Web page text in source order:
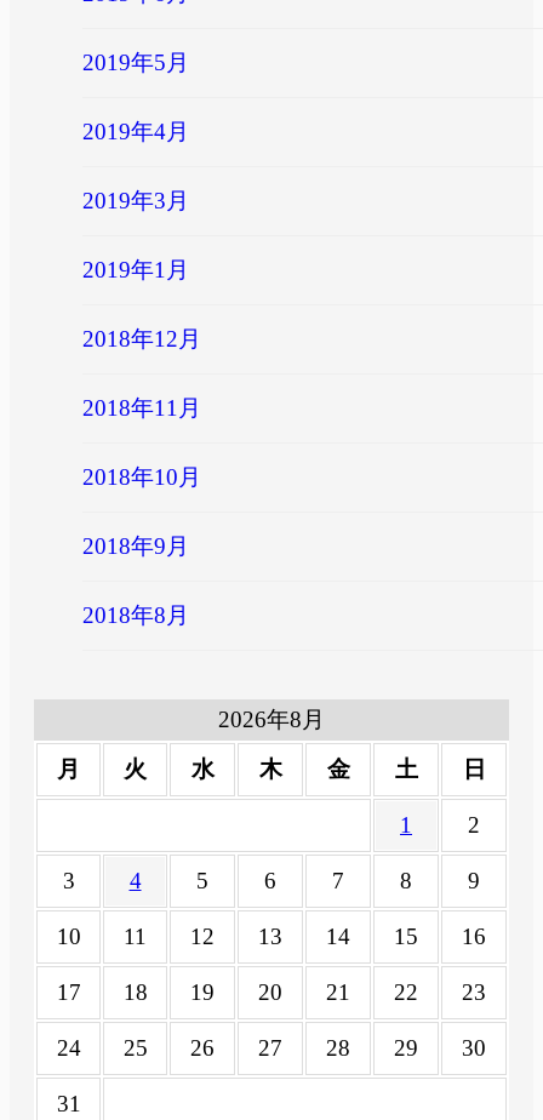
2019年5月
2019年4月
2019年3月
2019年1月
2018年12月
2018年11月
2018年10月
2018年9月
2018年8月
2026年8月
月
火 水 木 金 土 日
1 2
3 4 5 6 7 8 9
10 11 12 13 14 15 16
17 18 19 20 21 22 23
24 25 26 27 28 29 30
31